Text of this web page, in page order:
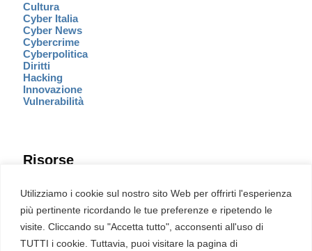
Utilizziamo i cookie sul nostro sito Web per offrirti l'esperienza
più pertinente ricordando le tue preferenze e ripetendo le
visite. Cliccando su "Accetta tutto", acconsenti all'uso di
TUTTI i cookie. Tuttavia, puoi visitare la pagina di
Cultura
Cyber Italia
Cyber News
Cybercrime
Cyberpolitica
Diritti
Hacking
Innovazione
Vulnerabilità
Risorse
Eventi
Fumetto Cyber
Newsletter
Servizi
Pubblicità